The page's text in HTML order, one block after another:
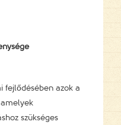
fejlődésében azok a
amelyek
szükséges